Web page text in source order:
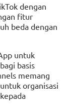
dengan
fitur
beda dengan
untuk
basis
memang
organisasi